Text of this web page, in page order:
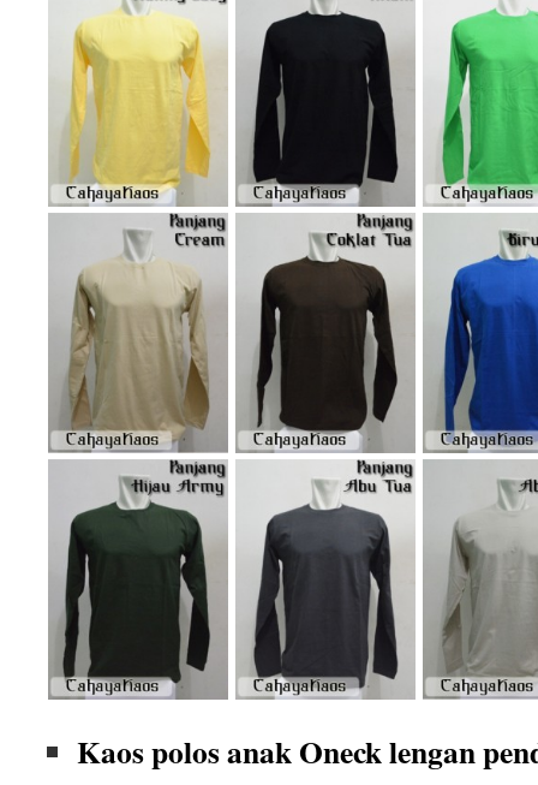
Kaos polos anak Oneck lengan